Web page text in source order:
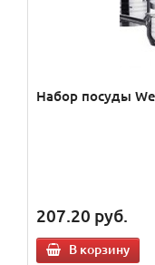
Набор посуды
207.20 руб.
В корзину